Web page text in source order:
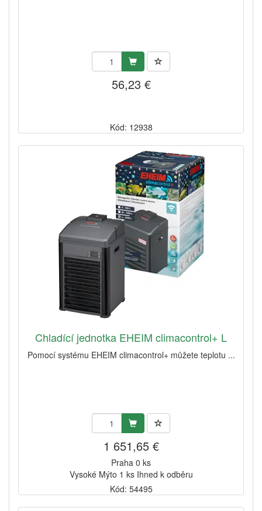
56,23 €
Kód: 12938
Chladící jednotka EHEIM climacontrol+ L
Pomocí systému EHEIM climacontrol+ můžete teplotu ...
1 651,65 €
Praha 0 ks
Vysoké Mýto 1 ks Ihned k odběru
Kód: 54495